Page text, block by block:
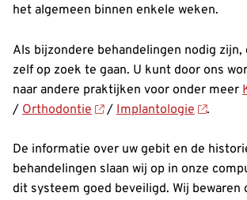
het algemeen binnen enkele weken.
Als bijzondere behandelingen nodig
zelf op zoek te gaan. U kunt door ons
naar andere praktijken voor onder meer
/ Orthodontie / Implantologie .
De informatie over uw gebit en de
behandelingen slaan wij op in onze
dit systeem goed beveiligd. Wij bewaren